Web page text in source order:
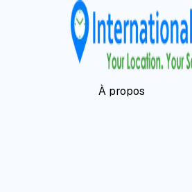
À propos